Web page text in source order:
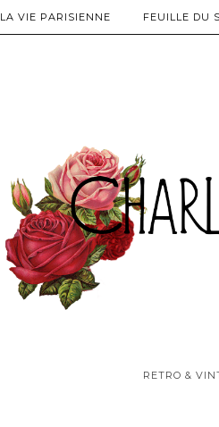
RETRO &
LA VIE PARISIENNE FEUILLE DU